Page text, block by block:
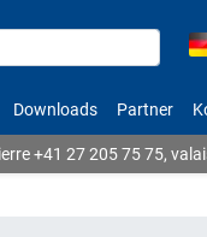
Downloads Partner
+41 27 205 75 75,